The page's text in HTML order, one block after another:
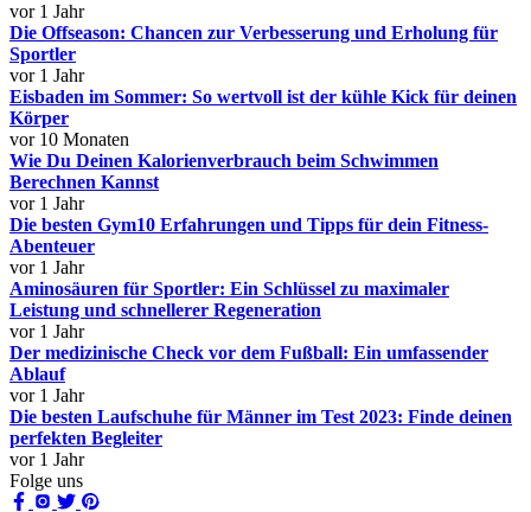
vor 1 Jahr
Die Offseason: Chancen zur Verbesserung und Erholung für
Sportler
vor 1 Jahr
Eisbaden im Sommer: So wertvoll ist der kühle Kick für deinen
Körper
vor 10 Monaten
Wie Du Deinen Kalorienverbrauch beim Schwimmen
Berechnen Kannst
vor 1 Jahr
Die besten Gym10 Erfahrungen und Tipps für dein Fitness-
Abenteuer
vor 1 Jahr
Aminosäuren für Sportler: Ein Schlüssel zu maximaler
Leistung und schnellerer Regeneration
vor 1 Jahr
Der medizinische Check vor dem Fußball: Ein umfassender
Ablauf
vor 1 Jahr
Die besten Laufschuhe für Männer im Test 2023: Finde deinen
perfekten Begleiter
vor 1 Jahr
Folge uns